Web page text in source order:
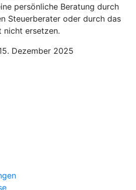
persönliche Beratung durch
Steuerberater oder durch das
nicht ersetzen.
Dezember 2025